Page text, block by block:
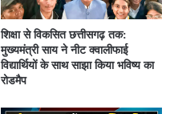
शिक्षा से विकसित छत्तीसगढ़ तक:
मुख्यमंत्री साय ने नीट क्वालीफाई
विद्यार्थियों के साथ साझा किया भविष्य का
रोडमैप